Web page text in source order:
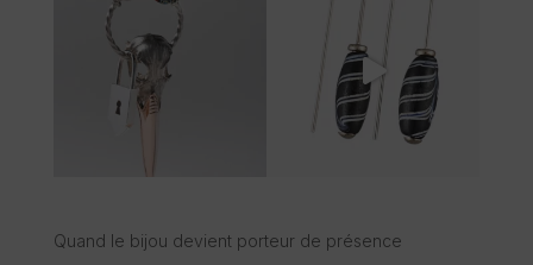
Quand le bijou devient porteur de présence